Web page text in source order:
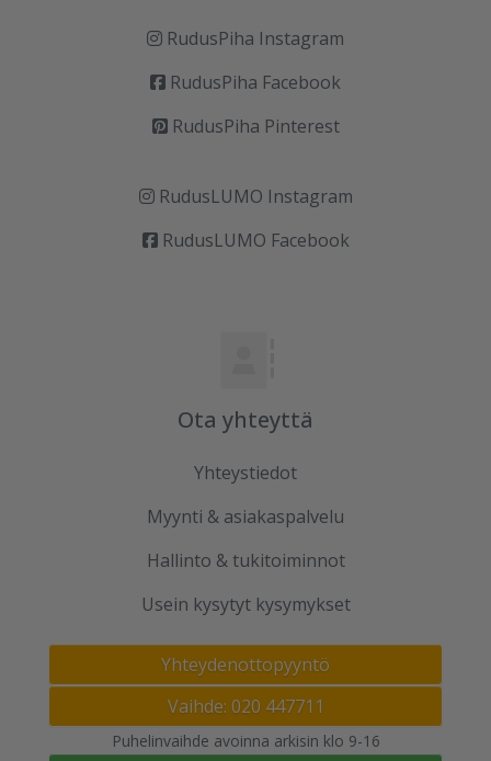
RudusPiha Instagram
RudusPiha Facebook
RudusPiha Pinterest
RudusLUMO Instagram
RudusLUMO Facebook
Ota yhteyttä
Yhteystiedot
Myynti & asiakaspalvelu
Hallinto & tukitoiminnot
Usein kysytyt kysymykset
Yhteydenottopyyntö
Vaihde: 020 447711
Puhelinvaihde avoinna arkisin klo 9-16